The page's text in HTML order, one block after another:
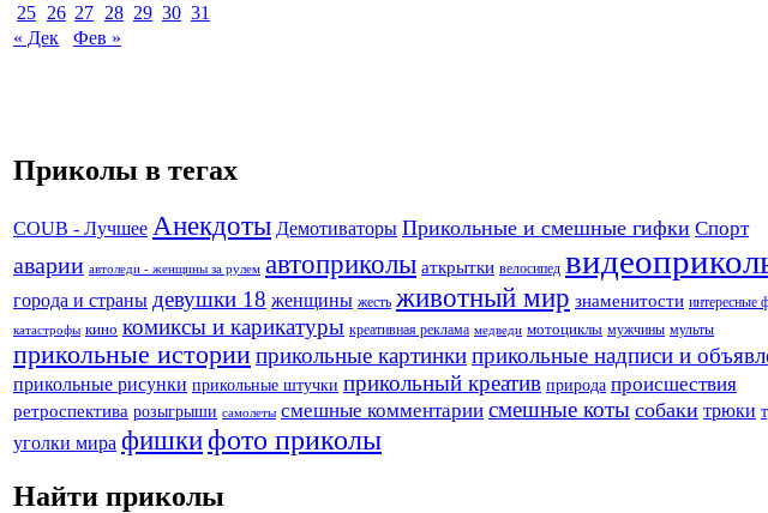
25 26 27 28 29 30 31
« Дек
Фев »
Приколы в тегах
COUB - Лучшее Анекдоты Демотиваторы Прикольные и смешные гифки Спорт
аварии автоледи - женщины за рулем автоприколы аткрытки велосипед
города и страны девушки 18 женщины жесть животный мир знаменитости интересные
катастрофы кино комиксы и карикатуры креативная реклама медведи мотоциклы мужчины мульты
прикольные историиприкольные картинкиприкольные надписи и
прикольные рисунки прикольные штучки прикольный креатив природа происшествия
ретроспектива розыгрыши самолеты смешные комментарии смешные коты собаки трюки
уголки мира фишкифото приколы
Найти приколы